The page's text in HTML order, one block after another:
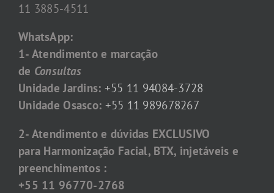
11 3885-4511
WhatsApp:
1- Atendimento e marcação
de Consultas
Unidade Jardins: +55 11 94084-3728
Unidade Osasco: +55 11 989678267
2- Atendimento e dúvidas EXCLUSIVO
para Harmonização Facial, BTX, injetáveis e
preenchimentos :
+55 11 96770-2768